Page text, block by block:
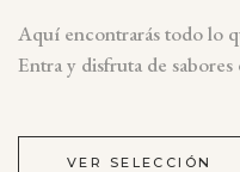
Aquí encontrarás todo lo
Entra y disfruta de sabores
VER SELECCIÓN